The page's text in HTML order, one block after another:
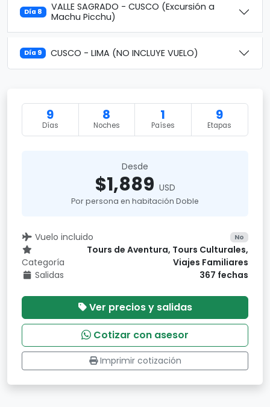
Día 8
VALLE SAGRADO - CUSCO (Excursión a
Machu Picchu)
Día 9 CUSCO - LIMA (NO INCLUYE VUELO)
9
Días
8
Noches
1
Países
9
Etapas
Desde
$1,889 USD
Por persona en habitación Doble
Vuelo incluido No
Categoría
Tours de Aventura, Tours Culturales,
Viajes Familiares
Salidas
367 fechas
Ver precios y salidas
Cotizar con asesor
Imprimir cotización